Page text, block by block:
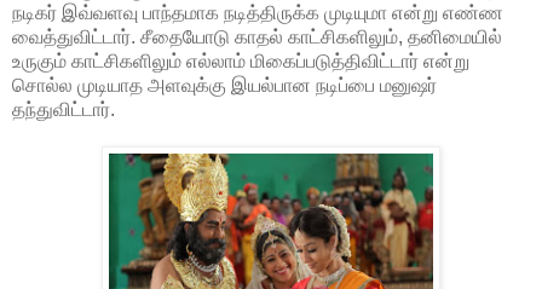
நடிகர் இவ்வளவு பாந்தமாக நடித்திருக்க முடியுமா என்று எண்ண
வைத்துவிட்டார். சீதையோடு காதல் காட்சிகளிலும், தனிமையில்
உருகும் காட்சிகளிலும் எல்லாம் மிகைப்படுத்திவிட்டார் என்று
சொல்ல முடியாத அளவுக்கு இயல்பான நடிப்பை மனுஷர்
தந்துவிட்டார்.